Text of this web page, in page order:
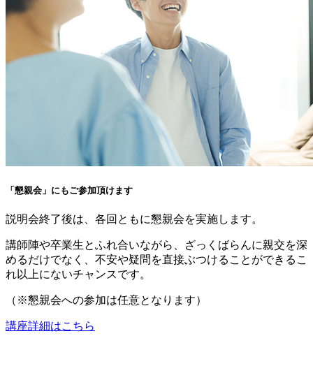
「懇親会」にもご参加頂けます
説明会終了後は、各回ともに懇親会を実施します。
講師陣や卒業生とふれ合いながら、ざっくばらんに親交を深
めるだけでなく、不安や疑問を直接ぶつけることができるこ
れ以上にないチャンスです。
（※懇親会への参加は任意となります）
講座詳細はこちら